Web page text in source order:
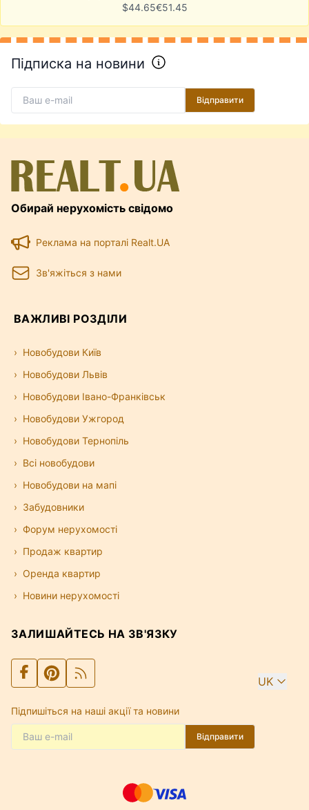
$44.65€51.45
Підписка на новини
Відправити
Обирай нерухомість свідомо
Реклама на порталі Realt.UA
Зв'яжіться з нами
ВАЖЛИВІ РОЗДІЛИ
Новобудови Київ
Новобудови Львів
Новобудови Івано-Франківськ
Новобудови Ужгород
Новобудови Тернопіль
Всі новобудови
Новобудови на мапі
Забудовники
Форум нерухомості
Продаж квартир
Оренда квартир
Новини нерухомості
ЗАЛИШАЙТЕСЬ НА ЗВ'ЯЗКУ
UK
Підпишіться на наші акції та новини
Відправити